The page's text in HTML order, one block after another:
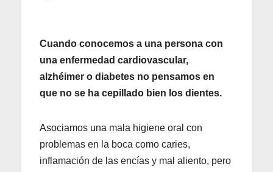
Cuando conocemos a una persona con
una enfermedad cardiovascular,
alzhéimer o diabetes no pensamos en
que no se ha cepillado bien los dientes.
Asociamos una mala higiene oral con
problemas en la boca como caries,
inflamación de las encías y mal aliento, pero